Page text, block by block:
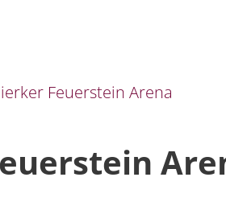
Feuerstein Arena